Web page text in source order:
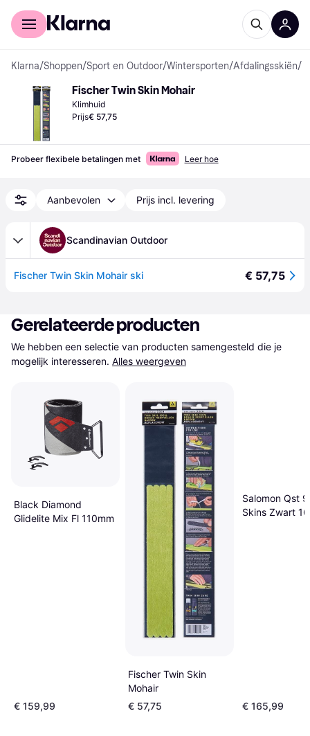
Voor shoppers
Klarna/Shoppen/Sport en Outdoor/Wintersporten/Afdalingsskiën/
Fischer Twin Skin Mohair
Klimhuid
Prijs€ 57,75
Probeer flexibele betalingen met Leer hoe
Aanbevolen Prijs incl. levering
Scandinavian Outdoor
Fischer Twin Skin Mohair ski € 57,75
Gerelateerde producten
We hebben een selectie van producten samengesteld die je
mogelijk interesseren. Alles weergeven
Black Diamond
Glidelite Mix Fl 110mm
€ 159,99
Fischer Twin Skin
Mohair
€ 57,75
Salomon Qst
Skins Zwart
€ 165,99